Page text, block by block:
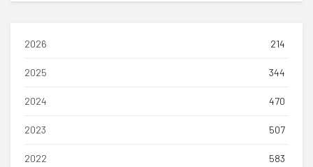
2026 214
2025 344
2024 470
2023 507
2022 583